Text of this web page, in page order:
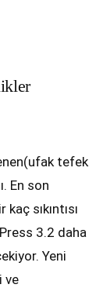
tefek
En son
sıkıntısı
3.2 daha
Yeni
ve